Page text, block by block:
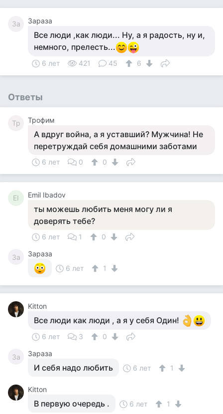
За Зараза
Все люди ,как люди... Ну, а я радость, ну и,
немного, прелесть...
6 лет 421 45 6
Ответы
Тр Трофим
А вдруг война, а я уставший? Мужчина! Не
перетруждай себя домашними заботами
6 лет 0 0
EI Emil Ibadov
ты можешь любить меня могу ли я
доверять тебе?
6 лет 1 0
За
Зараза
6 лет
1
Kitton
Все люди как люди , а я у себя Один!
6 лет 3 0
За Зараза
И себя надо любить 6 лет 1
Kitton
В первую очередь . 6 лет 1